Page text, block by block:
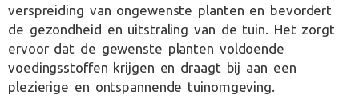
verspreiding van ongewenste planten en bevordert
de gezondheid en uitstraling van de tuin. Het zorgt
ervoor dat de gewenste planten voldoende
voedingsstoffen krijgen en draagt bij aan een
plezierige en ontspannende tuinomgeving.